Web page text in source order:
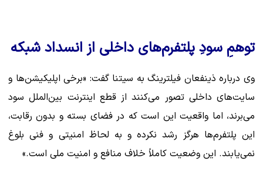
توهمِ سودِ پلتفرم‌های داخلی از انسداد شبکه
وی درباره ذینفعان فیلترینگ به سیتنا گفت: «برخی اپلیکیشن‌ها و
سایت‌های داخلی تصور می‌کنند از قطع اینترنت بین‌الملل سود
می‌برند، اما واقعیت این است که در فضای بسته و بدون رقابت،
این پلتفرم‌ها هرگز رشد نکرده و به لحاظ امنیتی و فنی بلوغ
نمی‌یابند. این وضعیت کاملاً خلاف منافع و امنیت ملی است.»